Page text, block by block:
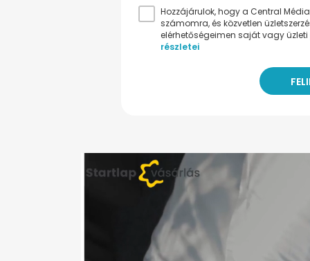
Hozzájárulok, hogy a Central
számomra, és közvetlen
elérhetőségeimen saját vagy
részletei